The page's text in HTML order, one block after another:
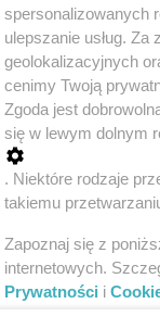
POLOmarket
11 gazetek
Dodaj do
spersonalizowanych
ulepszanie usług.
geolokalizacyjnych
cenimy Twoją
Zgoda jest
się w lewym dolnym
. Niektóre rodzaje
takiemu
Zapoznaj się z
internetowych.
Prywatności i